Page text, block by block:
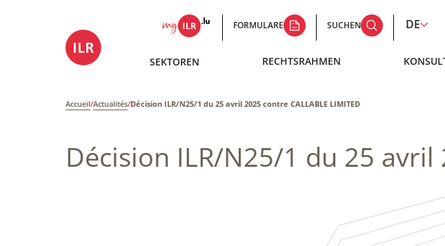
FORMULARE SUCHEN DE
SEKTOREN RECHTSRAHMEN
Accueil/Actualités/Décision ILR/N25/1 du 25 avril 2025 contre CALLABLE LIMITED
Décision ILR/N25/1 du 25 avril